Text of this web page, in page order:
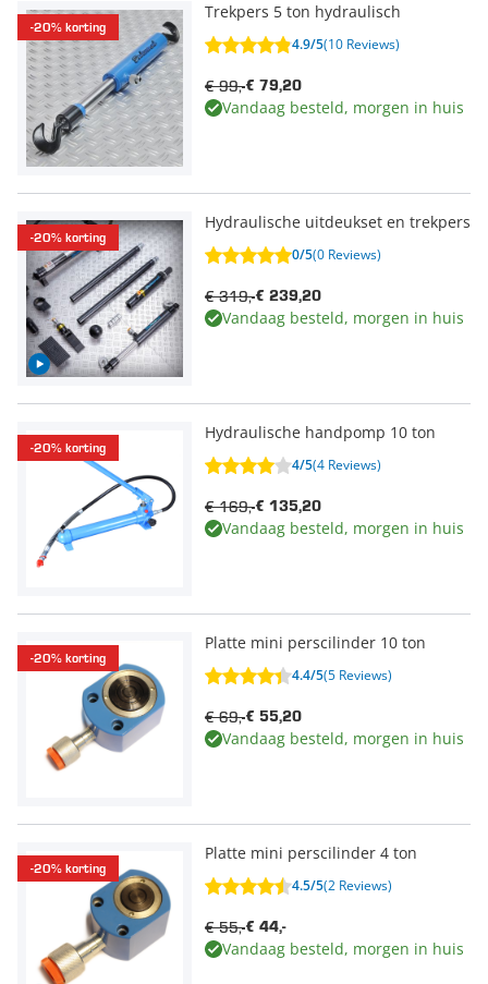
-20% korting
Trekpers 5 ton hydraulisch
4.9/5(10 Reviews)
€ 79,20
€ 99,-
Vandaag besteld, morgen in huis
-20% korting
Hydraulische uitdeukset en trekpers
0/5(0 Reviews)
€ 239,20
€ 319,-
Vandaag besteld, morgen in huis
-20% korting
Hydraulische handpomp 10 ton
4/5(4 Reviews)
€ 135,20
€ 169,-
Vandaag besteld, morgen in huis
-20% korting
Platte mini perscilinder 10 ton
4.4/5(5 Reviews)
€ 55,20
€ 69,-
Vandaag besteld, morgen in huis
-20% korting
Platte mini perscilinder 4 ton
4.5/5(2 Reviews)
€ 44,-
€ 55,-
Vandaag besteld, morgen in huis